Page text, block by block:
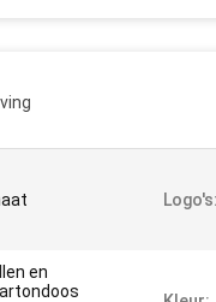
Logo's:
en